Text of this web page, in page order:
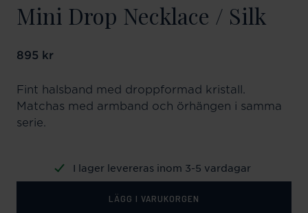
Mini Drop Necklace / Silk
Pris :895 kr
895 kr
Fint halsband med droppformad kristall.
Matchas med armband och örhängen i samma
serie.
I lager levereras inom 3-5 vardagar
LÄGG I VARUKORGEN